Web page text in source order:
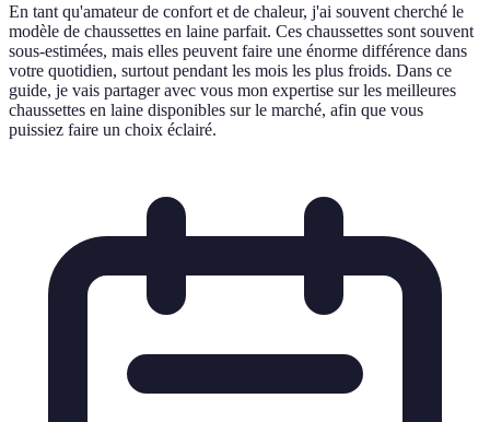
En tant qu'amateur de confort et de chaleur, j'ai souvent cherché le
modèle de chaussettes en laine parfait. Ces chaussettes sont souvent
sous-estimées, mais elles peuvent faire une énorme différence dans
votre quotidien, surtout pendant les mois les plus froids. Dans ce
guide, je vais partager avec vous mon expertise sur les meilleures
chaussettes en laine disponibles sur le marché, afin que vous
puissiez faire un choix éclairé.